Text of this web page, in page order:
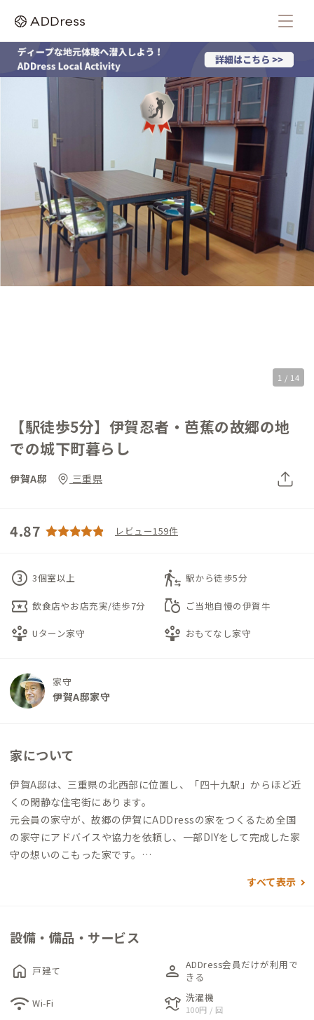
1 / 14
【駅徒歩5分】伊賀忍者・芭蕉の故郷の地
での城下町暮らし
伊賀A邸 三重県
4.87 レビュー159件
counter_3 3個室以上 transfer_within_a_station 駅から徒歩5分
local_activity 飲食店やお店充実/徒歩7分 grocery ご当地自慢の伊賀牛
person_play Uターン家守 person_play おもてなし家守
家守
伊賀A邸家守
家について
伊賀A邸は、三重県の北西部に位置し、「四十九駅」からほど近
くの閑静な住宅街にあります。
元会員の家守が、故郷の伊賀にADDressの家をつくるため全国
の家守にアドバイスや協力を依頼し、一部DIYをして完成した家
守の想いのこもった家です。
1階にリビング・ダイニング・キッチン、風呂、トイレがありま
隣接していない間取りとなっています。
各個室は、長期滞在や荷物が多い方でもゆとりある空間が確保
されております。明るい自然光が入るお部屋で、リモートワーク
も快適に行えそうです。
すべて表示
設備・備品・サービス
home 戸建て person ADDress会員だけが利用で
きる
wifi Wi-Fi laundry 洗濯機
100円 / 回